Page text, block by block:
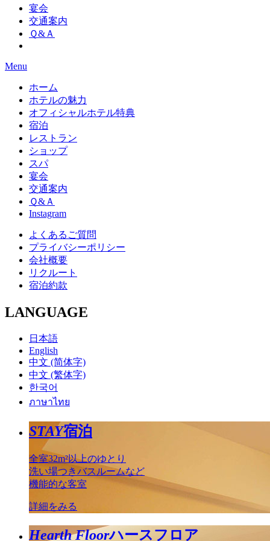
宴会
交通案内
Ｑ&Ａ
Menu
ホーム
ホテルの魅力
オフィシャルホテル特典
宿泊
レストラン
ショップ
スパ
宴会
交通案内
Ｑ&Ａ
Instagram
よくあるご質問
プライバシーポリシー
会社概要
リクルート
宿泊約款
LANGUAGE
日本語
English
中文 (简体字)
中文 (繁体字)
한국어
ภาษาไทย
STAY宿泊
全室32m²以上のゆとり
洗い場つきバスルームなど
機能的な客室
詳細をみる
Hearth Floorハースフロア